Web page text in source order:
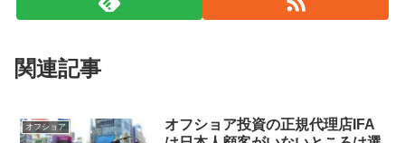
関連記事
オフショア
オフショア投資の正規代理店IFA